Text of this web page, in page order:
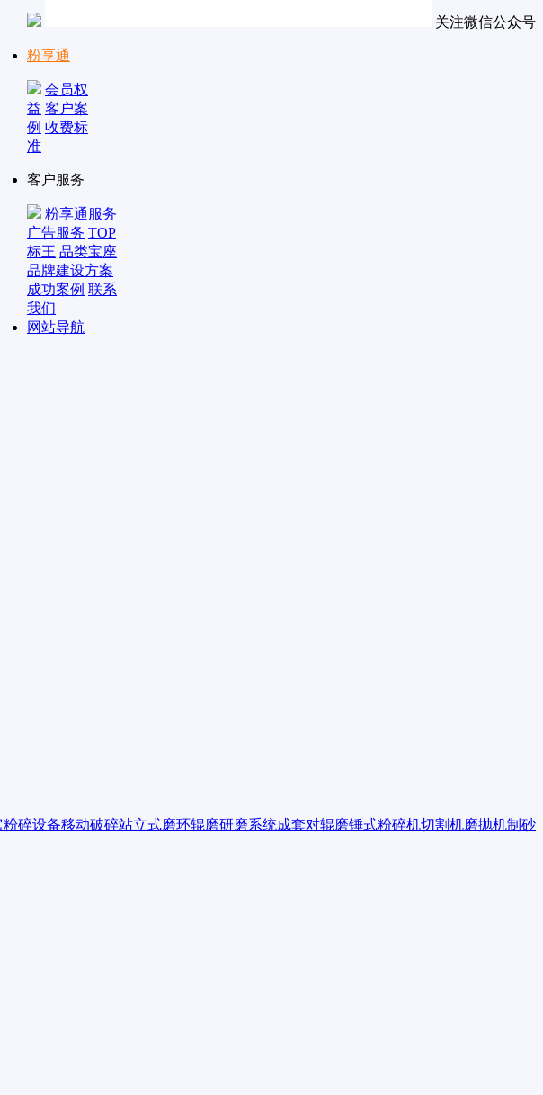
关注微信公众号
粉享通
会员权
益 客户案
例 收费标
准
客户服务
粉享通服务
广告服务 TOP
标王 品类宝座
品牌建设方案
成功案例 联系
我们
网站导航
粉碎设备移动破碎站立式磨环辊磨研磨系统成套对辊磨锤式粉碎机切割机磨抛机制砂